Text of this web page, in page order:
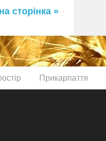
сторінка »
Прикарпаття